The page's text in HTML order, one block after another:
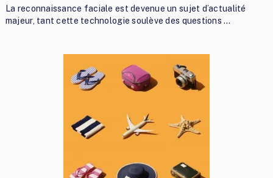
La reconnaissance faciale est devenue un sujet d’actualité
majeur, tant cette technologie soulève des questions …